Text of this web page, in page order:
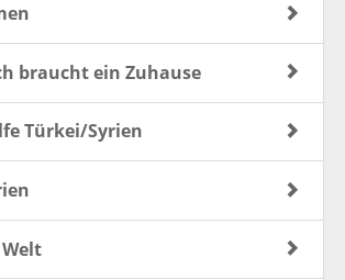
braucht ein Zuhause
Türkei/Syrien